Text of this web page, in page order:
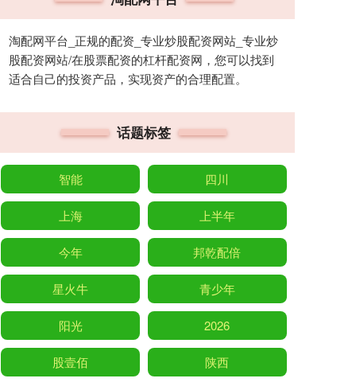
淘配网平台_正规的配资_专业炒股配资网站_专业炒
股配资网站/在股票配资的杠杆配资网，您可以找到
适合自己的投资产品，实现资产的合理配置。
话题标签
智能 四川
上海 上半年
今年 邦乾配倍
星火牛 青少年
阳光 2026
股壹佰 陕西